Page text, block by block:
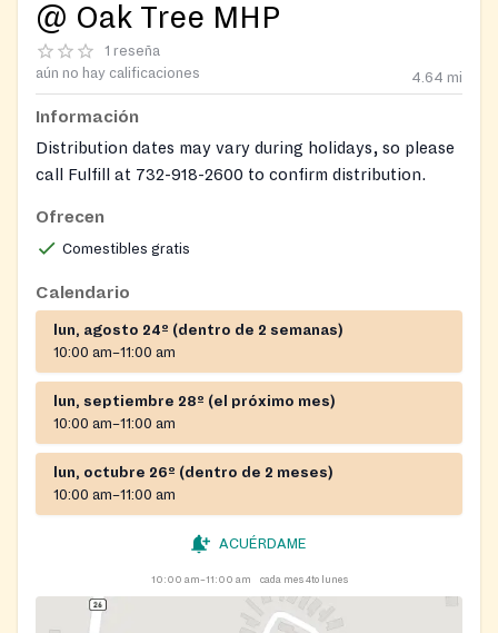
@ Oak Tree MHP
1 reseña
aún no hay calificaciones
4.64 mi
Información
Distribution dates may vary during holidays, so please
call Fulfill at 732-918-2600 to confirm distribution.
Ofrecen
Comestibles gratis
Calendario
lun, agosto 24º (dentro de 2 semanas)
10:00 am–11:00 am
lun, septiembre 28º (el próximo mes)
10:00 am–11:00 am
lun, octubre 26º (dentro de 2 meses)
10:00 am–11:00 am
ACUÉRDAME
10:00 am–11:00 am cada mes 4to lunes